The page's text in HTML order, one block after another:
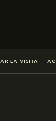
LA VISITA
█